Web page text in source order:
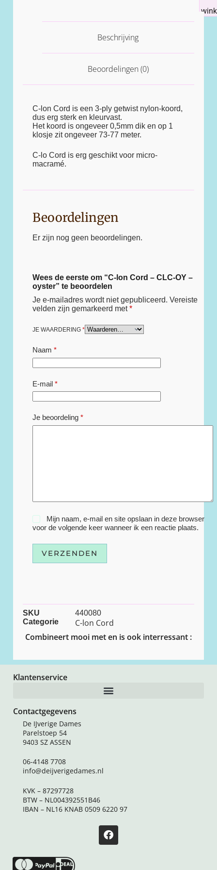
Beschrijving
Beoordelingen (0)
C-lon Cord is een 3-ply getwist nylon-koord,
dus erg sterk en kleurvast.
Het koord is ongeveer 0,5mm dik en op 1
klosje zit ongeveer 73-77 meter.
C-lo Cord is erg geschikt voor micro-
macramé.
Beoordelingen
Er zijn nog geen beoordelingen.
Wees de eerste om “C-lon Cord – CLC-OY –
oyster” te beoordelen
Je e-mailadres wordt niet gepubliceerd. Vereiste
velden zijn gemarkeerd met*
JE WAARDERING *
Naam *
E-mail*
Je beoordeling *
Mijn naam, e-mail en site opslaan in deze browser
voor de volgende keer wanneer ik een reactie plaats.
VERZENDEN
SKU
440080
Categorie
C-lon Cord
Combineert mooi met en is ook interressant :
Klantenservice
Contactgegevens
De IJverige Dames
Parelstoep 54
9403 SZ ASSEN
06-4148 7708
info@deijverigedames.nl
KVK – 87297728
BTW – NL004392551B46
IBAN – NL16 KNAB 0509 6220 97